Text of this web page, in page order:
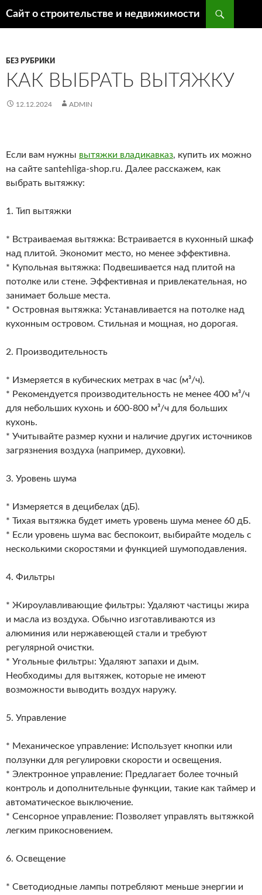
Сайт о строительстве и недвижимости
БЕЗ РУБРИКИ
КАК ВЫБРАТЬ ВЫТЯЖКУ
12.12.2024 ADMIN
Если вам нужны вытяжки владикавказ, купить их можно
на сайте santehliga-shop.ru. Далее расскажем, как
выбрать вытяжку:
1. Тип вытяжки
* Встраиваемая вытяжка: Встраивается в кухонный шкаф
над плитой. Экономит место, но менее эффективна.
* Купольная вытяжка: Подвешивается над плитой на
потолке или стене. Эффективная и привлекательная, но
занимает больше места.
* Островная вытяжка: Устанавливается на потолке над
кухонным островом. Стильная и мощная, но дорогая.
2. Производительность
* Измеряется в кубических метрах в час (м³/ч).
* Рекомендуется производительность не менее 400 м³/ч
для небольших кухонь и 600-800 м³/ч для больших
кухонь.
* Учитывайте размер кухни и наличие других источников
загрязнения воздуха (например, духовки).
3. Уровень шума
* Измеряется в децибелах (дБ).
* Тихая вытяжка будет иметь уровень шума менее 60 дБ.
* Если уровень шума вас беспокоит, выбирайте модель с
несколькими скоростями и функцией шумоподавления.
4. Фильтры
* Жироулавливающие фильтры: Удаляют частицы жира
и масла из воздуха. Обычно изготавливаются из
алюминия или нержавеющей стали и требуют
регулярной очистки.
* Угольные фильтры: Удаляют запахи и дым.
Необходимы для вытяжек, которые не имеют
возможности выводить воздух наружу.
5. Управление
* Механическое управление: Использует кнопки или
ползунки для регулировки скорости и освещения.
* Электронное управление: Предлагает более точный
контроль и дополнительные функции, такие как таймер и
автоматическое выключение.
* Сенсорное управление: Позволяет управлять вытяжкой
легким прикосновением.
6. Освещение
* Светодиодные лампы потребляют меньше энергии и